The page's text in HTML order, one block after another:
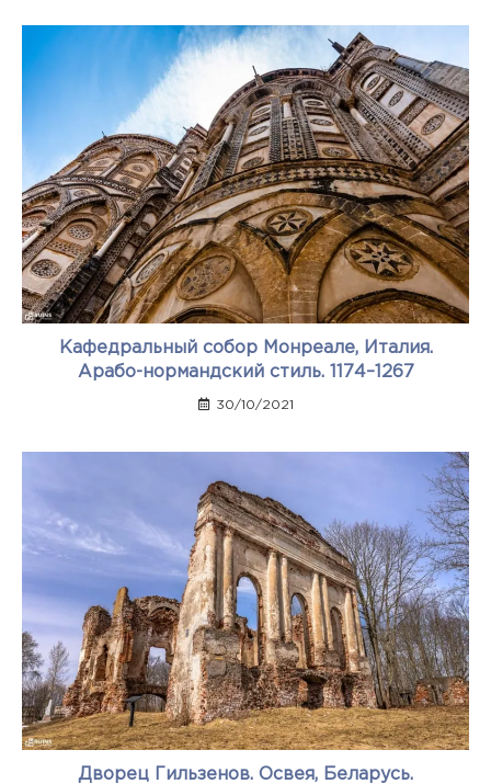
Кафедральный собор Монреале, Италия.
Арабо-нормандский стиль. 1174–1267
30/10/2021
Дворец Гильзенов. Освея, Беларусь.